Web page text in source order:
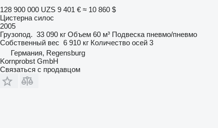
128 900 000 UZS 9 401 € ≈ 10 860 $
Цистерна силос
2005
Грузопод. 33 090 кг Объем 60 м³ Подвеска пневмо/пневмо
Собственный вес 6 910 кг Количество осей 3
Германия, Regensburg
Kornprobst GmbH
Связаться с продавцом